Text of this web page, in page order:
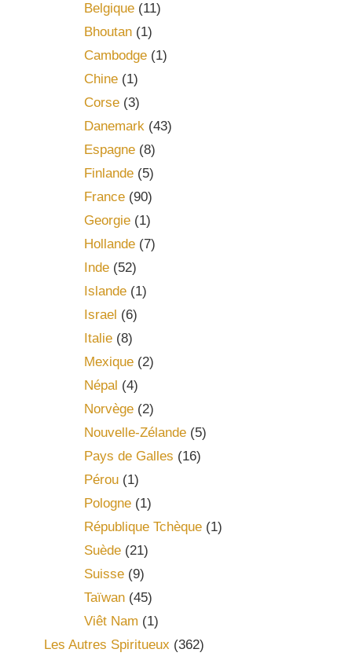
Belgique(11)
Bhoutan(1)
Cambodge(1)
Chine(1)
Corse(3)
Danemark(43)
Espagne(8)
Finlande(5)
France(90)
Georgie(1)
Hollande(7)
Inde(52)
Islande(1)
Israel (6)
Italie(8)
Mexique(2)
Népal (4)
Norvège(2)
Nouvelle-Zélande(5)
Pays de Galles (16)
Pérou(1)
Pologne(1)
République Tchèque(1)
Suède(21)
Suisse(9)
Taïwan(45)
Viêt Nam (1)
Les Autres Spiritueux (362)